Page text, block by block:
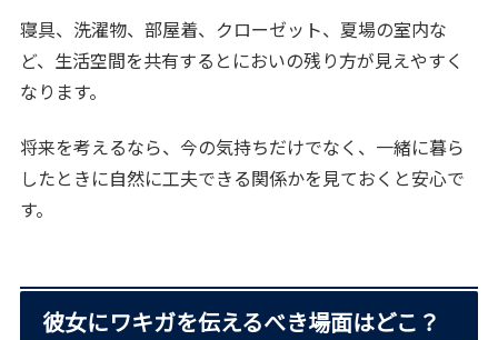
寝具、洗濯物、部屋着、クローゼット、夏場の室内な
ど、生活空間を共有するとにおいの残り方が見えやすく
なります。
将来を考えるなら、今の気持ちだけでなく、一緒に暮ら
したときに自然に工夫できる関係かを見ておくと安心で
す。
彼女にワキガを伝えるべき場面はどこ？